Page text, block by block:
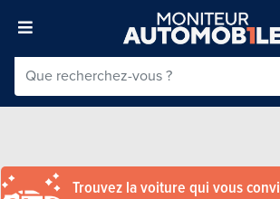
Trouvez la voiture qui vous